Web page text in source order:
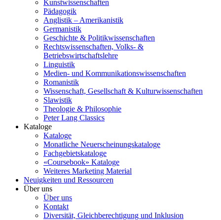
Kunstwissenschaften
Pädagogik
Anglistik – Amerikanistik
Germanistik
Geschichte & Politikwissenschaften
Rechtswissenschaften, Volks- &
Betriebswirtschaftslehre
Linguistik
Medien- und Kommunikationswissenschaften
Romanistik
Wissenschaft, Gesellschaft & Kulturwissenschaften
Slawistik
Theologie & Philosophie
Peter Lang Classics
Kataloge
Kataloge
Monatliche Neuerscheinungskataloge
Fachgebietskataloge
«Coursebook» Kataloge
Weiteres Marketing Material
Neuigkeiten und Ressourcen
Über uns
Über uns
Kontakt
Diversität, Gleichberechtigung und Inklusion